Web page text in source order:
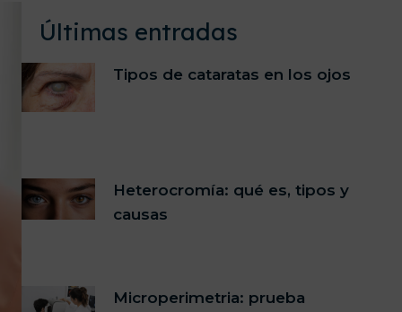
Últimas entradas
Tipos de cataratas en los ojos
Heterocromía: qué es, tipos y
causas
Microperimetria: prueba